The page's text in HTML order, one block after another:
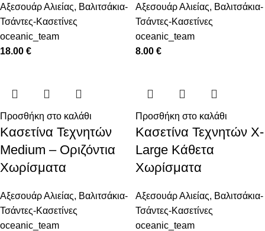
Αξεσουάρ Αλιείας, Βαλιτσάκια-
Τσάντες-Κασετίνες
oceanic_team
18.00 €
Αξεσουάρ Αλιείας, Βαλιτσάκια-
Τσάντες-Κασετίνες
oceanic_team
8.00 €
Προσθήκη στο καλάθι
Κασετίνα Τεχνητών
Medium – Οριζόντια
Χωρίσματα
Αξεσουάρ Αλιείας, Βαλιτσάκια-
Τσάντες-Κασετίνες
oceanic_team
Προσθήκη στο καλάθι
Κασετίνα Τεχνητών X-
Large Κάθετα
Χωρίσματα
Αξεσουάρ Αλιείας, Βαλιτσάκια-
Τσάντες-Κασετίνες
oceanic_team